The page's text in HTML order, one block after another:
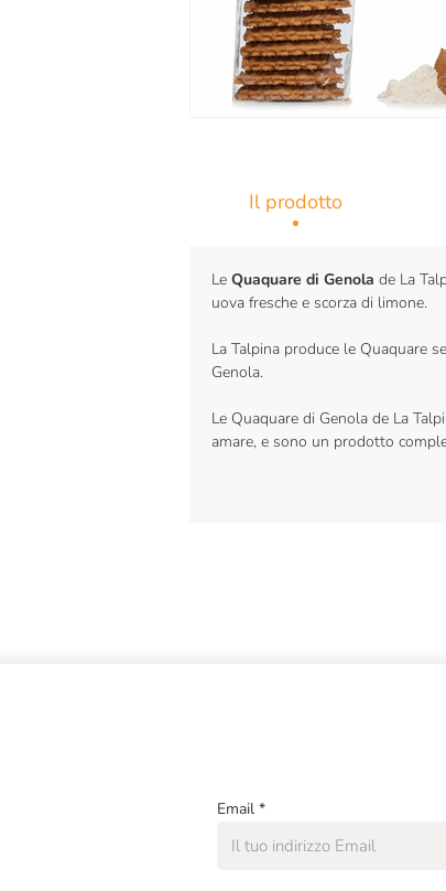
Il prodotto
Le Quaquare di Genola de La
uova fresche e scorza di limone.
La Talpina produce le Quaquare
Genola.
Le Quaquare di Genola de La
amare, e sono un prodotto
Email *